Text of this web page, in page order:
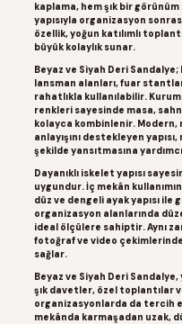
kaplama, hem şık bir
yapısıyla organizasyon
özellik, yoğun katılımlı
büyük kolaylık sunar.
Beyaz ve Siyah Deri
lansman alanları, fuar
rahatlıkla kullanılabilir.
renkleri sayesinde masa,
kolayca kombinlenir.
anlayışını destekleyen
şekilde yansıtmasına
Dayanıklı iskelet yapısı
uygundur. İç mekân
düz ve dengeli ayak yapısı
organizasyon alanlarında
ideal ölçülere sahiptir. Aynı
fotoğraf ve video
sağlar.
Beyaz ve Siyah Deri
şık davetler, özel toplantılar
organizasyonlarda da tercih
mekânda karmaşadan uzak,